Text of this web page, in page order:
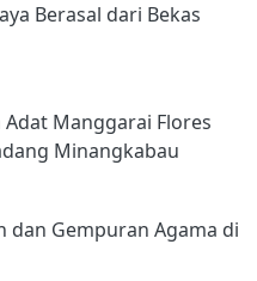
Berasal dari Bekas
Manggarai Flores
Minangkabau
dan Gempuran Agama di